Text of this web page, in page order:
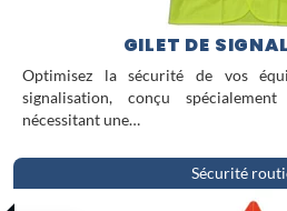
GILET DE
Optimisez la sécurité de vos
signalisation, conçu
nécessitant une…
Sécurité